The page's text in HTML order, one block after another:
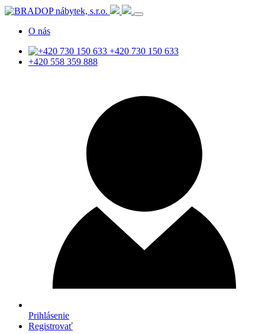
O nás
+420 730 150 633
+420 558 359 888
Prihlásenie
Registrovať